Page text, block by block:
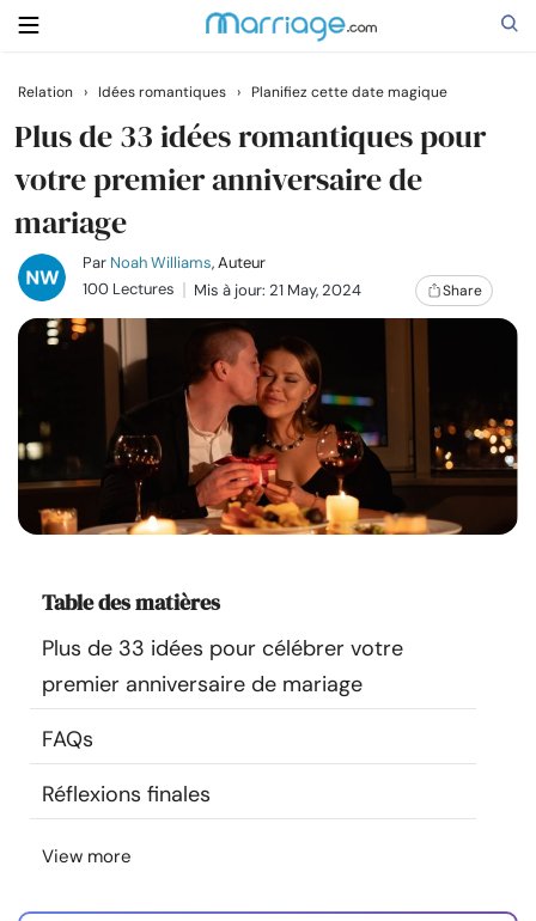
Rechercher
Se marier
Relations
Famille
Aide
Cours
Communauté
Trouver un thérapeute
Langue FR
À propos de nous
Relation › Idées romantiques › Planifiez cette date magique
Plus de 33 idées romantiques pour
votre premier anniversaire de
mariage
Par Noah Williams, Auteur
100 Lectures
Mis à jour: 21 May, 2024 Share
Table des matières
Plus de 33 idées pour célébrer votre
premier anniversaire de mariage
FAQs
Réflexions finales
View more